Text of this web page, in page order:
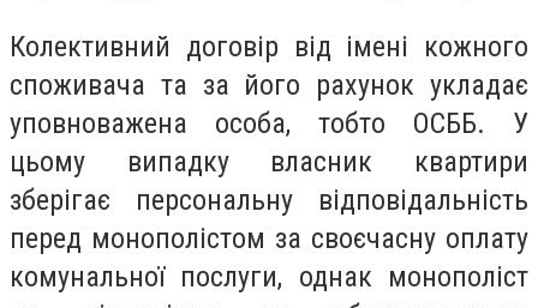
Колективний договір від імені кожного
споживача та за його рахунок укладає
уповноважена особа, тобто ОСББ. У
цьому випадку власник квартири
зберігає персональну відповідальність
перед монополістом за своєчасну оплату
комунальної послуги, однак монополіст